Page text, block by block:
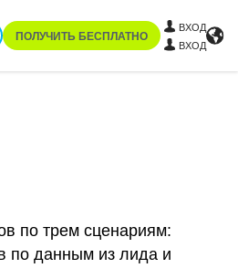
ПОЛУЧИТЬ БЕСПЛАТНО
ВХОД
ВХОД
по трем сценариям:
по данным из лида и